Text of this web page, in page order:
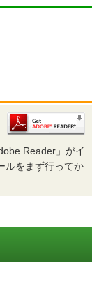
Reader」がイ
ルをまず行ってか